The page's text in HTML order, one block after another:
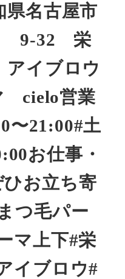
県名古屋市
9-32 栄
イブロウ
cielo営業
〜21:00#土
お仕事・
お立ち寄
つ毛パー
マ上下#栄
イブロウ#